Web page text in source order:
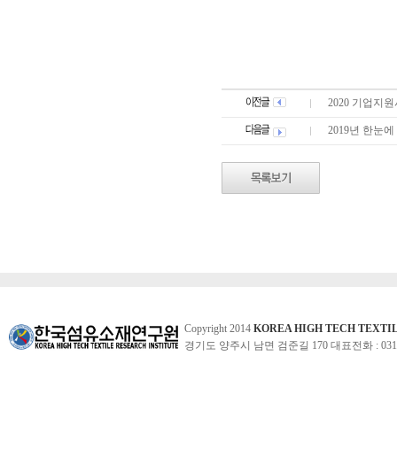
2020 기업지
2019년 한눈
Copyright 2014 KOREA HIGH TECH
경기도 양주시 남면 검준길 170 대표전화 :